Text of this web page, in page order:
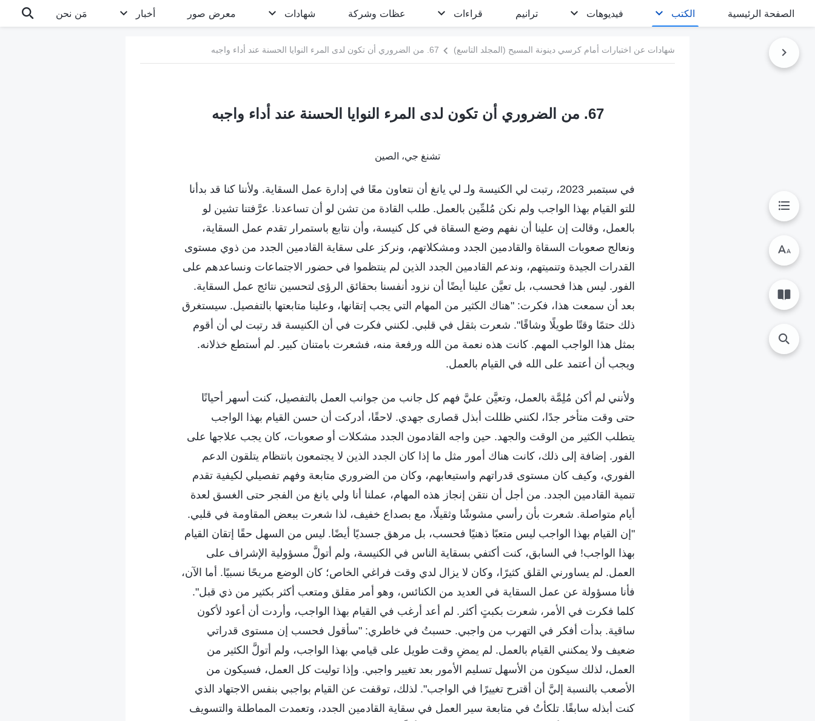
الصفحة الرئيسية الكتب فيديوهات ترانيم قراءات عظات وشركة شهادات معرض صور أخبار مَن نحن
شهادات عن اختبارات أمام كرسي دينونة المسيح (المجلد التاسع) 67. من الضروري أن تكون لدى المرء النوايا الحسنة عند أداء واجبه
67. من الضروري أن تكون لدى المرء النوايا الحسنة عند أداء واجبه
تشنغ جي، الصين
في سبتمبر 2023، رتبت لي الكنيسة ولـ لي يانغ أن نتعاون معًا في إدارة عمل السقاية. ولأننا كنا قد بدأنا
للتو القيام بهذا الواجب ولم نكن مُلمِّين بالعمل. طلب القادة من تشن لو أن تساعدنا. عرَّفتنا تشين لو
بالعمل، وقالت إن علينا أن نفهم وضع السقاة في كل كنيسة، وأن نتابع باستمرار تقدم عمل السقاية،
ونعالج صعوبات السقاة والقادمين الجدد ومشكلاتهم، ونركز على سقاية القادمين الجدد من ذوي مستوى
القدرات الجيدة وتنميتهم، وندعم القادمين الجدد الذين لم ينتظموا في حضور الاجتماعات ونساعدهم على
الفور. ليس هذا فحسب، بل تعيَّن علينا أيضًا أن نزود أنفسنا بحقائق الرؤى لتحسين نتائج عمل السقاية.
بعد أن سمعت هذا، فكرت: "هناك الكثير من المهام التي يجب إتقانها، وعلينا متابعتها بالتفصيل. سيستغرق
ذلك حتمًا وقتًا طويلًا وشاقًا". شعرت بثقل في قلبي. لكنني فكرت في أن الكنيسة قد رتبت لي أن أقوم
بمثل هذا الواجب المهم. كانت هذه نعمة من الله ورفعة منه، فشعرت بامتنان كبير. لم أستطع خذلانه.
ويجب أن أعتمد على الله في القيام بالعمل.
ولأنني لم أكن مُلِمَّة بالعمل، وتعيَّن عليَّ فهم كل جانب من جوانب العمل بالتفصيل، كنت أسهر أحيانًا
حتى وقت متأخر جدًا، لكنني ظللت أبذل قصارى جهدي. لاحقًا، أدركت أن حسن القيام بهذا الواجب
يتطلب الكثير من الوقت والجهد. حين واجه القادمون الجدد مشكلات أو صعوبات، كان يجب علاجها على
الفور. إضافة إلى ذلك، كانت هناك أمور مثل ما إذا كان الجدد الذين لا يجتمعون بانتظام يتلقون الدعم
الفوري، وكيف كان مستوى قدراتهم واستيعابهم، وكان من الضروري متابعة وفهم تفصيلي لكيفية تقدم
تنمية القادمين الجدد. من أجل أن نتقن إنجاز هذه المهام، عملنا أنا ولي يانغ من الفجر حتى الغسق لعدة
أيام متواصلة. شعرت بأن رأسي مشوشًا وثقيلًا، مع بصداع خفيف، لذا شعرت ببعض المقاومة في قلبي.
"إن القيام بهذا الواجب ليس متعبًا ذهنيًا فحسب، بل مرهق جسديًا أيضًا. ليس من السهل حقًا إتقان القيام
بهذا الواجب! في السابق، كنت أكتفي بسقاية الناس في الكنيسة، ولم أتولَّ مسؤولية الإشراف على
العمل. لم يساورني القلق كثيرًا، وكان لا يزال لدي وقت فراغي الخاص؛ كان الوضع مريحًا نسبيًا. أما الآن،
فأنا مسؤولة عن عمل السقاية في العديد من الكنائس، وهو أمر مقلق ومتعب أكثر بكثير من ذي قبل".
كلما فكرت في الأمر، شعرت بكبتٍ أكثر. لم أعد أرغب في القيام بهذا الواجب، وأردت أن أعود لأكون
ساقية. بدأت أفكر في التهرب من واجبي. حسبتُ في خاطري: "سأقول فحسب إن مستوى قدراتي
ضعيف ولا يمكنني القيام بالعمل. لم يمضِ وقت طويل على قيامي بهذا الواجب، ولم أتولَّ الكثير من
العمل، لذلك سيكون من الأسهل تسليم الأمور بعد تغيير واجبي. وإذا توليت كل العمل، فسيكون من
الأصعب بالنسبة إليَّ أن أقترح تغييرًا في الواجب". لذلك، توقفت عن القيام بواجبي بنفس الاجتهاد الذي
كنت أبذله سابقًا. تلكأتُ في متابعة سير العمل في سقاية القادمين الجدد، وتعمدت المماطلة والتسويف